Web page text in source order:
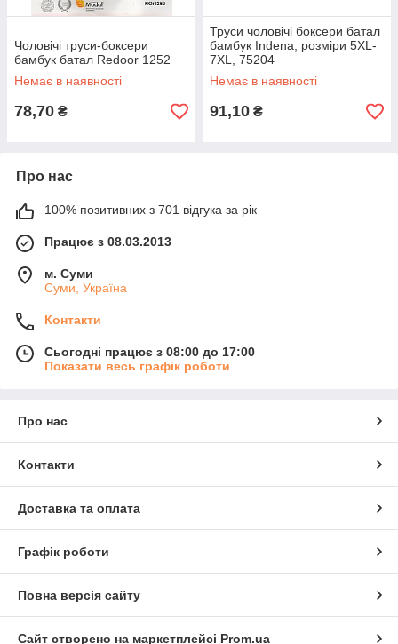
Чоловічі труси-боксери
бамбук батал Redoor 1252
Немає в наявності
78,70 ₴
Труси чоловічі боксери батал
бамбук Indena, розміри 5XL-
7XL, 75204
Немає в наявності
91,10 ₴
Про нас
100% позитивних з 701 відгука за рік
Працює з 08.03.2013
м. Суми
Суми, Україна
Контакти
Сьогодні працює з 08:00 до 17:00
Показати весь графік роботи
Про нас
Контакти
Доставка та оплата
Графік роботи
Повна версія сайту
Сайт створено на маркетплейсі Prom.ua